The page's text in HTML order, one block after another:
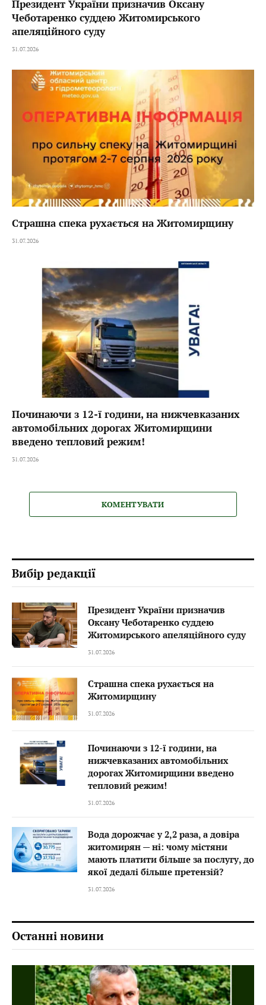
Президент України призначив Оксану
Чеботаренко суддею Житомирського
апеляційного суду
31.07.2026
Страшна спека рухається на Житомирщину
31.07.2026
Починаючи з 12-ї години, на нижчевказаних
автомобільних дорогах Житомирщини
введено тепловий режим!
31.07.2026
КОМЕНТУВАТИ
Вибір редакції
Президент України призначив
Оксану Чеботаренко суддею
Житомирського апеляційного суду
31.07.2026
Страшна спека рухається на
Житомирщину
31.07.2026
Починаючи з 12-ї години, на
нижчевказаних автомобільних
дорогах Житомирщини введено
тепловий режим!
31.07.2026
Вода дорожчає у 2,2 раза, а довіра
житомирян — ні: чому містяни
мають платити більше за послугу, до
якої дедалі більше претензій?
31.07.2026
Останні новини